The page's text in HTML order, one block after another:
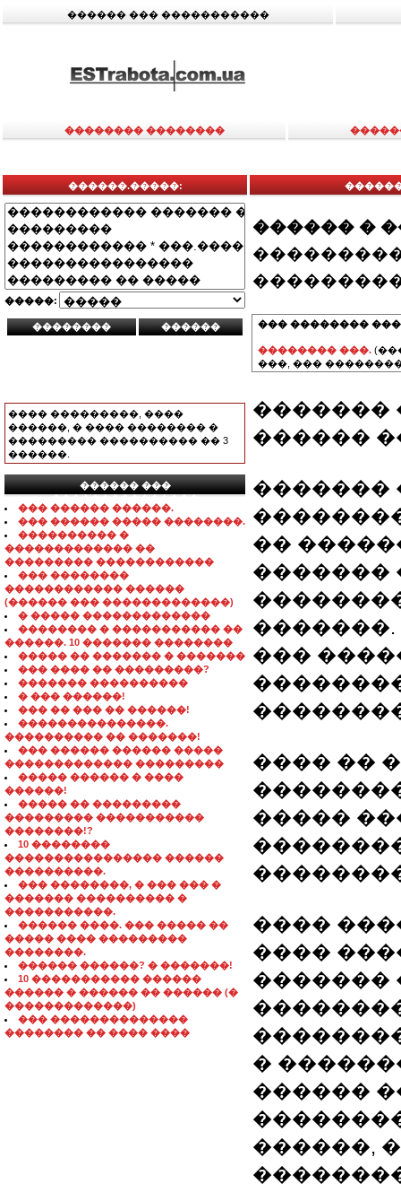
������ ��� �����������
�������� ��������
������.�����:
�����:
���� ���������, ����
������, � ���� �������� �
��������� ���������� �� 3
������.
������ ���
���������������
��� ������ ������.
��� ������ ����� ��������.
���������� �
������������� ��
��������� ������������
��� ��������
������������ ������
(������ ��� �������������)
� ����� �������������
�������� � ����������� ��
������. 10 ������� ��������
����� �� ������� � �������
��� ���� �� ���������?
������� ����������
� ��� ������!
��� �� ��� �� ������!
���������������.
���������� �� �������!
��� ������ ������ �����
������������� ���������
����� ������ � ����
������!
����� �� ���������
��������� �����������
��������!?
10 ��������
���������������� ������
����������.
��� ��������, � ��� ��� �
������� ���������� �
�����������.
������ ����. ��� ����� ��
����� ���� ���������
��������.
������ ������? � �������!
10 ����������� ������
������ � ������ �� ������ (�
�������������)
��� ��������������
�������� �� ���� ����
������ �
��� ��������
�������� ���.
���, ���
�������
������
�������
��
�������
�������.
���
���� ��
�����
����
����
�������
�
������
������,